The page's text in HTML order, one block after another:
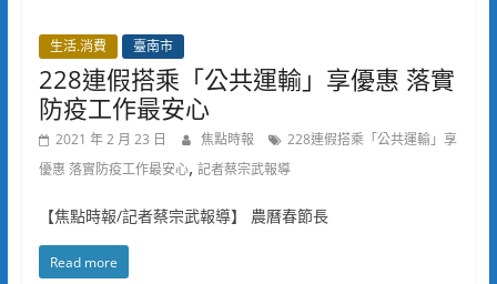
生活.消費 臺南市
228連假搭乘「公共運輸」享優惠 落實
防疫工作最安心
2021 年 2 月 23 日 焦點時報
228連假搭乘「公共運輸」享
優惠 落實防疫工作最安心, 記者蔡宗武報導
【焦點時報/記者蔡宗武報導】 農曆春節長
Read more